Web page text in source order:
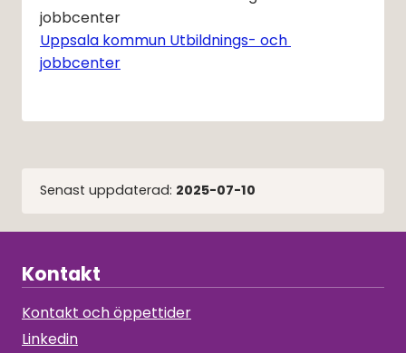
jobbcenter
Uppsala kommun Utbildnings- och
jobbcenter
Senast uppdaterad: 2025-07-10
Kontakt
Kontakt och öppettider
Linkedin